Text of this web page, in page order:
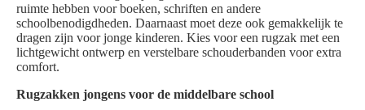
ruimte hebben voor boeken, schriften en andere
schoolbenodigdheden. Daarnaast moet deze ook gemakkelijk te
dragen zijn voor jonge kinderen. Kies voor een rugzak met een
lichtgewicht ontwerp en verstelbare schouderbanden voor extra
comfort.
Rugzakken jongens voor de middelbare school